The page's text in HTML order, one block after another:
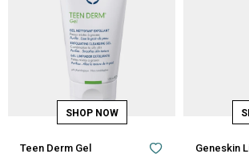
Teen Derm Gel Geneskin